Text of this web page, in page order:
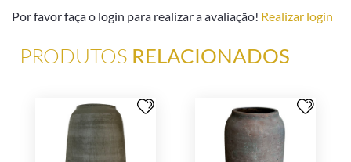
Por favor faça o login para realizar a avaliação! Realizar login
PRODUTOS RELACIONADOS